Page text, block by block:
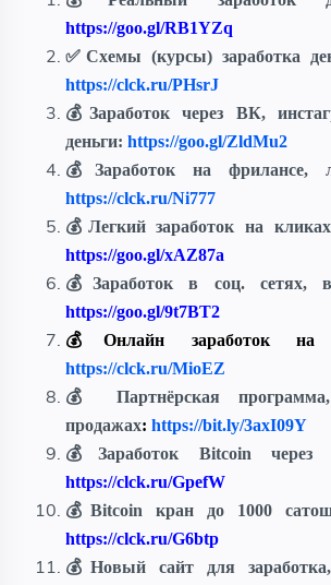
https://goo.gl/RB1YZq
✅ Схемы (курсы) заработка
https://clck.ru/PHsrJ
💰Заработок через ВК,
деньги: https://goo.gl/ZldMu2
💰Заработок на фрилансе,
https://clck.ru/Ni777
💰Легкий заработок на
https://goo.gl/xAZ87a
💰Заработок в соц. сетях,
https://goo.gl/9t7BT2
💰Онлайн заработок на
https://clck.ru/MioEZ
💰 Партнёрская
продажах: https://bit.ly/3axI09Y
💰Заработок Bitcoin через
https://clck.ru/GpefW
💰Bitcoin кран до 1000
https://clck.ru/G6btp
💰Новый сайт для заработка,